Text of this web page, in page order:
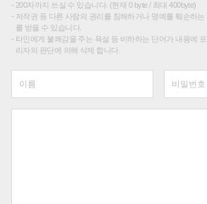
200자까지 쓰실 수 있습니다. (현재 0 byte / 최대 400byte)
저작권 등 다른 사람의 권리를 침해하거나 명예를 훼손하는
를 받을 수 있습니다.
타인에게 불쾌감을 주는 욕설 등 비하하는 단어가 내용에
리자의 판단에 의해 삭제 합니다.